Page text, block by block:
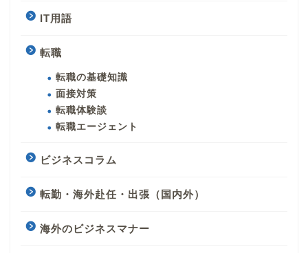
IT用語
転職
転職の基礎知識
面接対策
転職体験談
転職エージェント
ビジネスコラム
転勤・海外赴任・出張（国内外）
海外のビジネスマナー